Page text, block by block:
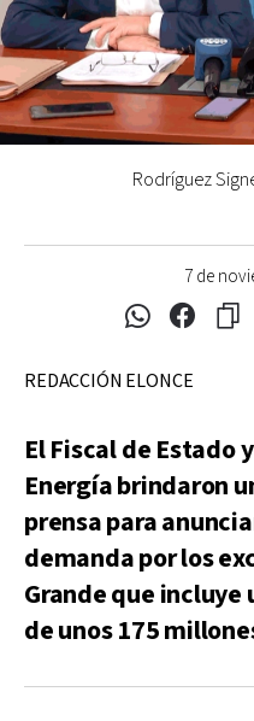
7 de
Rodríguez
REDACCIÓN ELONCE
El Fiscal de Estado
Energía brindaron
prensa para
demanda por los
Grande que
de unos 175